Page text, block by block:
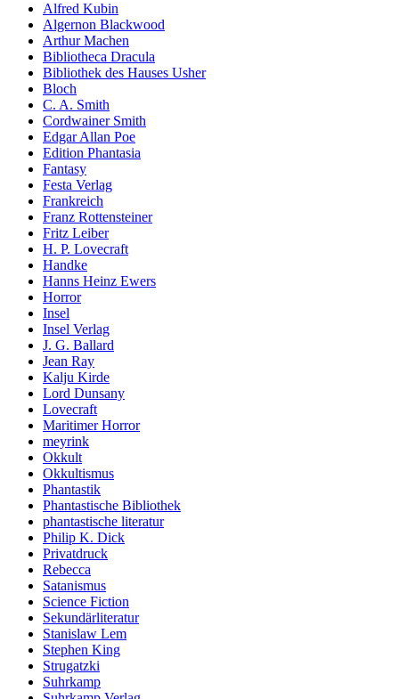
Alfred Kubin
Algernon Blackwood
Arthur Machen
Bibliotheca Dracula
Bibliothek des Hauses Usher
Bloch
C. A. Smith
Cordwainer Smith
Edgar Allan Poe
Edition Phantasia
Fantasy
Festa Verlag
Frankreich
Franz Rottensteiner
Fritz Leiber
H. P. Lovecraft
Handke
Hanns Heinz Ewers
Horror
Insel
Insel Verlag
J. G. Ballard
Jean Ray
Kalju Kirde
Lord Dunsany
Lovecraft
Maritimer Horror
meyrink
Okkult
Okkultismus
Phantastik
Phantastische Bibliothek
phantastische literatur
Philip K. Dick
Privatdruck
Rebecca
Satanismus
Science Fiction
Sekundärliteratur
Stanislaw Lem
Stephen King
Strugatzki
Suhrkamp